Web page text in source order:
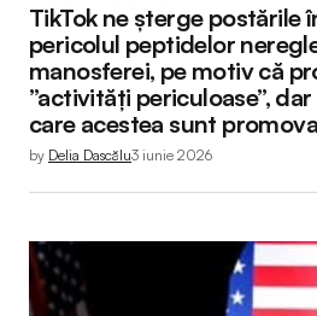
TikTok ne șterge postările
pericolul peptidelor
manosferei, pe motiv că
”activități periculoase”,
care acestea sunt
by Delia Dascălu3 iunie 2026